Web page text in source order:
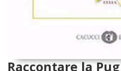
Raccontare la